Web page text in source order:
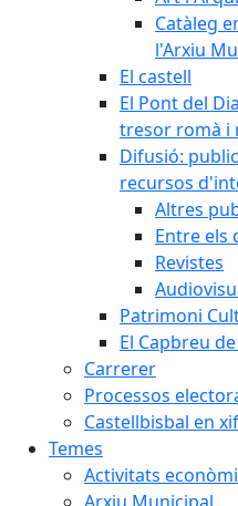
Catàleg
l'Arxiu
El castell
El Pont del
tresor romà i
Difusió:
recursos
Altres
Entre els
Revistes
Patrimoni
El Capbreu
Carrerer
Processos
Castellbisbal en
Temes
Activitats